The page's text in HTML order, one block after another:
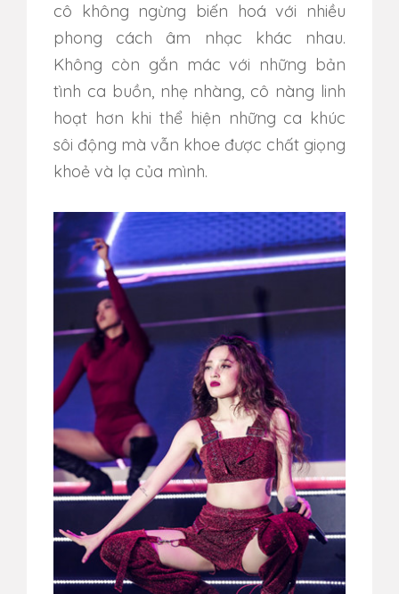
cô không ngừng biến hoá với nhiều
phong cách âm nhạc khác nhau.
Không còn gắn mác với những bản
tình ca buồn, nhẹ nhàng, cô nàng linh
hoạt hơn khi thể hiện những ca khúc
sôi động mà vẫn khoe được chất giọng
khoẻ và lạ của mình.